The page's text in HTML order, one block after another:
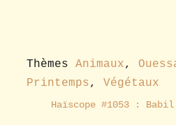
Thèmes Animaux,
Printemps, Végétaux
Haïscope #1053 :